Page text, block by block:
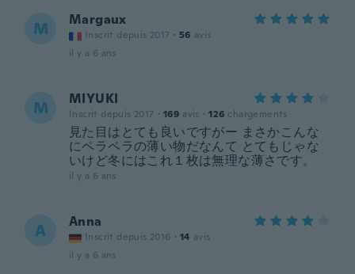
M Margaux
Inscrit depuis 2017 · 56 avis
il y a 6 ans
M MIYUKI
Inscrit depuis 2017 · 169 avis · 126 chargements
見た目はとても良いですがー まさかこんな
にペラペラの薄い物だなんて とてもじゃな
いけど冬にはこれ１枚は無理な薄さです。
il y a 6 ans
A Anna
Inscrit depuis 2016 · 14 avis
il y a 6 ans